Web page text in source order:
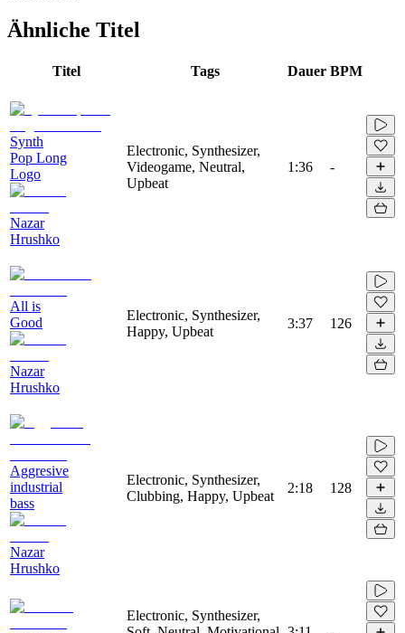
Ähnliche Titel
Titel Tags Dauer BPM
Synth
Pop Long
Logo
Nazar
Hrushko
Electronic, Synthesizer,
Videogame, Neutral,
Upbeat
1:36 -
All is
Good
Nazar
Hrushko
Electronic, Synthesizer,
Happy, Upbeat
3:37 126
Aggresive
industrial
bass
Nazar
Hrushko
Electronic, Synthesizer,
Clubbing, Happy, Upbeat
2:18 128
Electronic, Synthesizer,